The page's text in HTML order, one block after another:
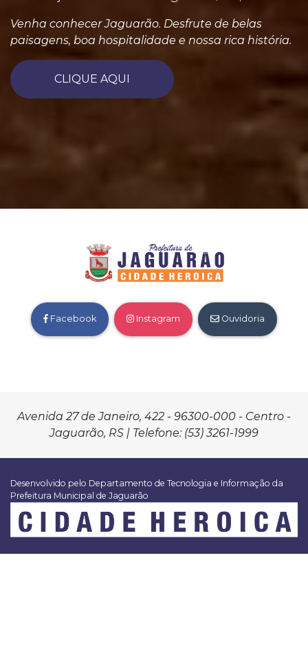
Venha conhecer Jaguarão. Desfrute de belas
paisagens, boa hospitalidade e nossa rica história.
CLIQUE AQUI
Facebook Instagram Ouvidoria
Avenida 27 de Janeiro, 422 - 96300-000 - Centro -
Jaguarão, RS | Telefone: (53) 3261-1999
Desenvolvido pelo Departamento de Tecnologia e Informação da
Prefeitura Municipal de Jaguarão